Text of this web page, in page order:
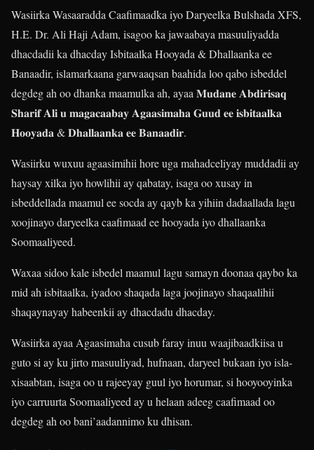
Wasiirka Wasaaradda Caafimaadka iyo Daryeelka Bulshada XFS,
H.E. Dr. Ali Haji Adam, isagoo ka jawaabaya masuuliyadda
dhacdadii ka dhacday Isbitaalka Hooyada & Dhallaanka ee
Banaadir, islamarkaana garwaaqsan baahida loo qabo isbeddel
degdeg ah oo dhanka maamulka ah, ayaa 𝐌𝐮𝐝𝐚𝐧𝐞 𝐀𝐛𝐝𝐢𝐫𝐢𝐬𝐚𝐪
𝐒𝐡𝐚𝐫𝐢𝐟 𝐀𝐥𝐢 𝐮 𝐦𝐚𝐠𝐚𝐜𝐚𝐚𝐛𝐚𝐲 𝐀𝐠𝐚𝐚𝐬𝐢𝐦𝐚𝐡𝐚 𝐆𝐮𝐮𝐝 𝐞𝐞 𝐢𝐬𝐛𝐢𝐭𝐚𝐚𝐥𝐤𝐚
𝐇𝐨𝐨𝐲𝐚𝐝𝐚 & 𝐃𝐡𝐚𝐥𝐥𝐚𝐚𝐧𝐤𝐚 𝐞𝐞 𝐁𝐚𝐧𝐚𝐚𝐝𝐢𝐫.
Wasiirku wuxuu agaasimihii hore uga mahadceliyay muddadii ay
haysay xilka iyo howlihii ay qabatay, isaga oo xusay in
isbeddellada maamul ee socda ay qayb ka yihiin dadaallada lagu
xoojinayo daryeelka caafimaad ee hooyada iyo dhallaanka
Soomaaliyeed.
Waxaa sidoo kale isbedel maamul lagu samayn doonaa qaybo ka
mid ah isbitaalka, iyadoo shaqada laga joojinayo shaqaalihii
shaqaynayay habeenkii ay dhacdadu dhacday.
Wasiirka ayaa Agaasimaha cusub faray inuu waajibaadkiisa u
guto si ay ku jirto masuuliyad, hufnaan, daryeel bukaan iyo isla-
xisaabtan, isaga oo u rajeeyay guul iyo horumar, si hooyooyinka
iyo carruurta Soomaaliyeed ay u helaan adeeg caafimaad oo
degdeg ah oo bani’aadannimo ku dhisan.